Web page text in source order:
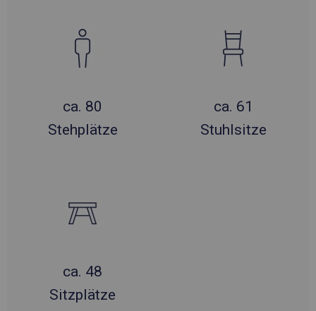
ca. 80
Stehplätze
ca. 61
Stuhlsitze
ca. 48
Sitzplätze